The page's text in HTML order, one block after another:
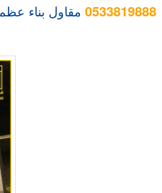
0533819888 مقاول بناء